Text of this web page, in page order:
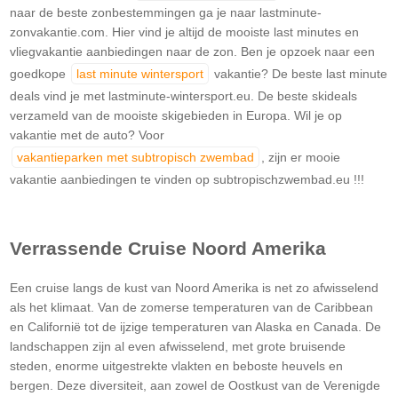
naar de beste zonbestemmingen ga je naar lastminute-
zonvakantie.com. Hier vind je altijd de mooiste last minutes en
vliegvakantie aanbiedingen naar de zon. Ben je opzoek naar een
goedkope
last minute wintersport
vakantie? De beste last minute
deals vind je met lastminute-wintersport.eu. De beste skideals
verzameld van de mooiste skigebieden in Europa. Wil je op
vakantie met de auto? Voor
vakantieparken met subtropisch zwembad
, zijn er mooie
vakantie aanbiedingen te vinden op subtropischzwembad.eu !!!
Verrassende Cruise Noord Amerika
Een cruise langs de kust van Noord Amerika is net zo afwisselend
als het klimaat. Van de zomerse temperaturen van de Caribbean
en Californië tot de ijzige temperaturen van Alaska en Canada. De
landschappen zijn al even afwisselend, met grote bruisende
steden, enorme uitgestrekte vlakten en beboste heuvels en
bergen. Deze diversiteit, aan zowel de Oostkust van de Verenigde